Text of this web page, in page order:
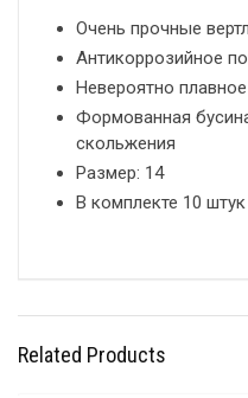
Очень прочные
Антикоррозийное
Невероятно
Формованная
скольжения
Размер: 14
В комплекте 10 штук
Related Products